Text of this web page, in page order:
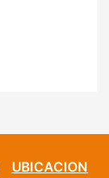
UBICACION